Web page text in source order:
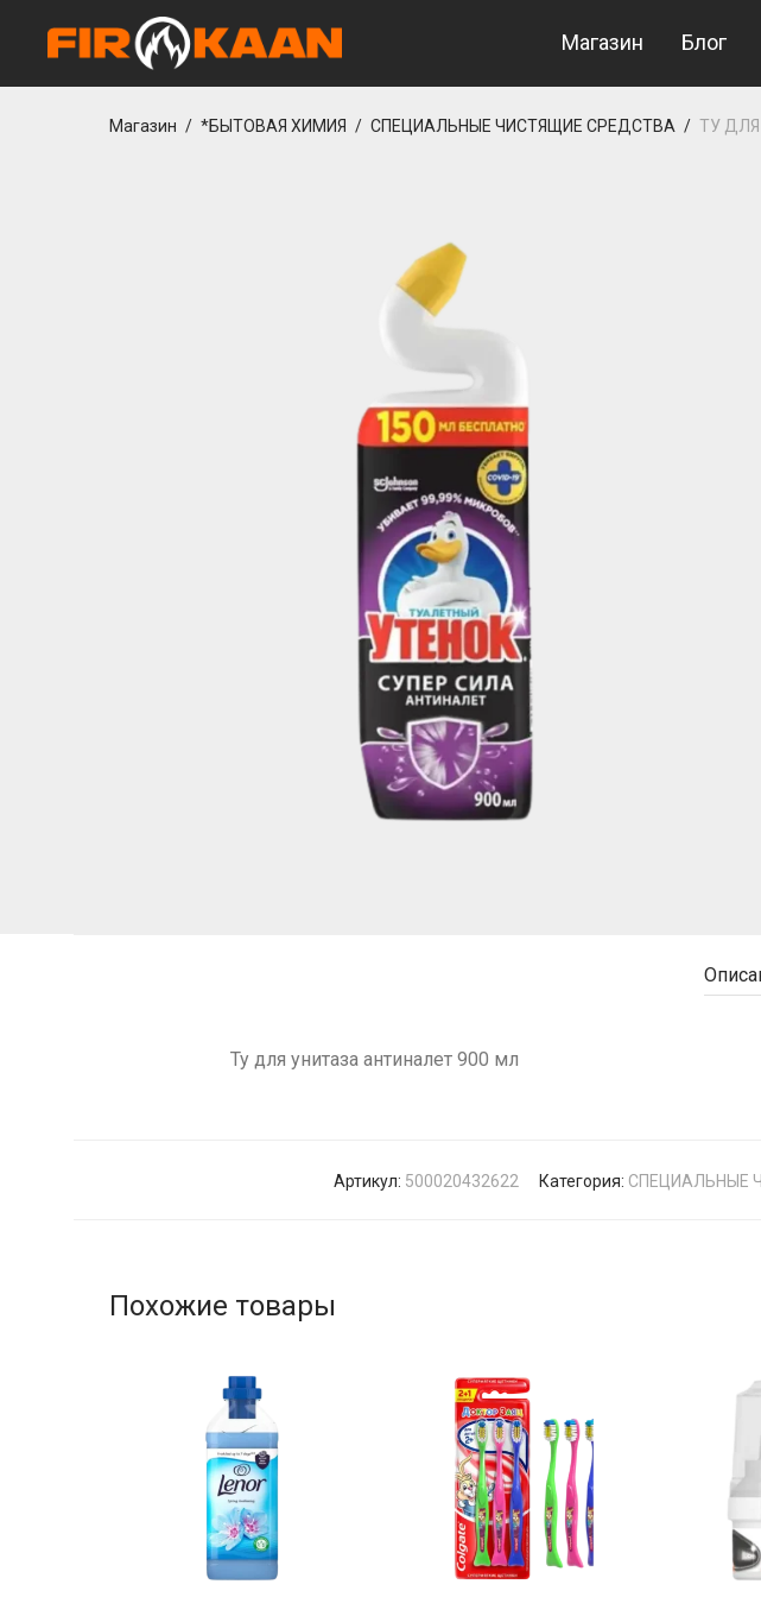
Магазин Блог
Магазин / *БЫТОВАЯ ХИМИЯ / СПЕЦИАЛЬНЫЕ ЧИСТЯЩИЕ СРЕДСТВА / ТУ
Ту для унитаза антиналет 900 мл
Артикул: 500020432622 Категория: СПЕЦИАЛЬНЫЕ
Похожие товары
Casibom Güncel Giriş